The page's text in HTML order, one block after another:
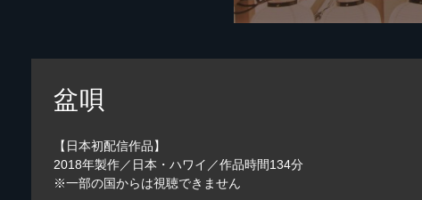
盆唄
【日本初配信作品】
2018年製作／日本・ハワイ／作品時間134分
※一部の国からは視聴できません